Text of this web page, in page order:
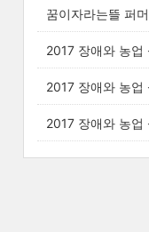
꿈이자라는뜰 퍼
2017 장애와 농업
2017 장애와 농업
2017 장애와 농업